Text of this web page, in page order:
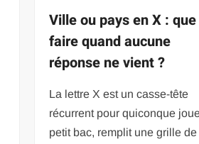
Ville ou pays en X : que
faire quand aucune
réponse ne vient ?
La lettre X est un casse-tête
récurrent pour quiconque
petit bac, remplit une grille de